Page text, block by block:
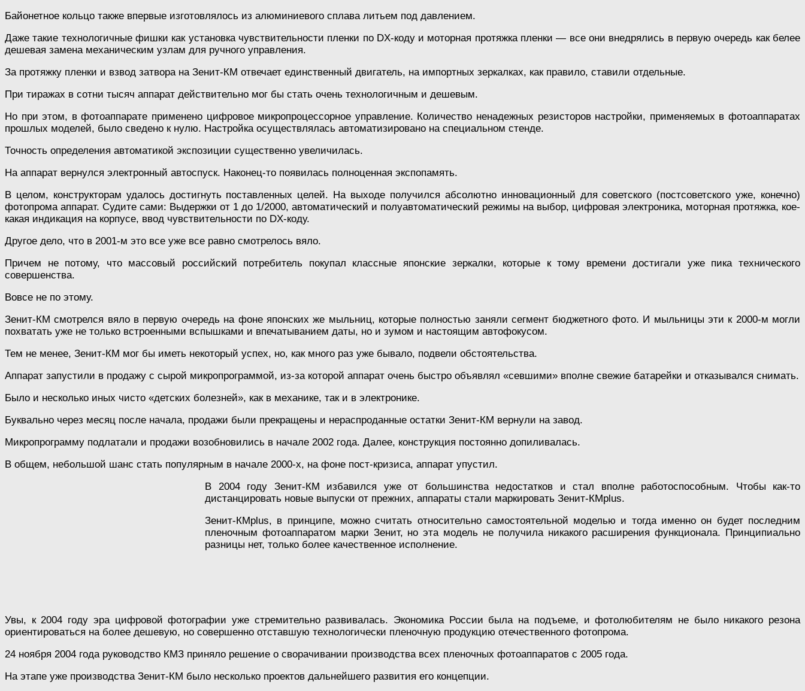
Байонетное кольцо также впервые изготовлялось из алюминиевого сплава литьем под давлением.
Даже такие технологичные фишки как установка чувствительности пленки по DX-коду и моторная протяжка пленки — все они внедрялись в первую очередь как белее
дешевая замена механическим узлам для ручного управления.
За протяжку пленки и взвод затвора на Зенит-КМ отвечает единственный двигатель, на импортных зеркалках, как правило, ставили отдельные.
При тиражах в сотни тысяч аппарат действительно мог бы стать очень технологичным и дешевым.
Но при этом, в фотоаппарате применено цифровое микропроцессорное управление. Количество ненадежных резисторов настройки, применяемых в фотоаппаратах
прошлых моделей, было сведено к нулю. Настройка осуществлялась автоматизировано на специальном стенде.
Точность определения автоматикой экспозиции существенно увеличилась.
На аппарат вернулся электронный автоспуск. Наконец-то появилась полноценная экспопамять.
В целом, конструкторам удалось достигнуть поставленных целей. На выходе получился абсолютно инновационный для советского (постсоветского уже, конечно)
фотопрома аппарат. Судите сами: Выдержки от 1 до 1/2000, автоматический и полуавтоматический режимы на выбор, цифровая электроника, моторная протяжка, кое-
какая индикация на корпусе, ввод чувствительности по DX-коду.
Другое дело, что в 2001-м это все уже все равно смотрелось вяло.
Причем не потому, что массовый российский потребитель покупал классные японские зеркалки, которые к тому времени достигали уже пика технического
совершенства.
Вовсе не по этому.
Зенит-КМ смотрелся вяло в первую очередь на фоне японских же мыльниц, которые полностью заняли сегмент бюджетного фото. И мыльницы эти к 2000-м могли
похватать уже не только встроенными вспышками и впечатыванием даты, но и зумом и настоящим автофокусом.
Тем не менее, Зенит-КМ мог бы иметь некоторый успех, но, как много раз уже бывало, подвели обстоятельства.
Аппарат запустили в продажу с сырой микропрограммой, из-за которой аппарат очень быстро объявлял «севшими» вполне свежие батарейки и отказывался снимать.
Было и несколько иных чисто «детских болезней», как в механике, так и в электронике.
Буквально через месяц после начала, продажи были прекращены и нераспроданные остатки Зенит-КМ вернули на завод.
Микропрограмму подлатали и продажи возобновились в начале 2002 года. Далее, конструкция постоянно допиливалась.
В общем, небольшой шанс стать популярным в начале 2000-х, на фоне пост-кризиса, аппарат упустил.
В 2004 году Зенит-КМ избавился уже от большинства недостатков и стал вполне работоспособным. Чтобы как-то
дистанцировать новые выпуски от прежних, аппараты стали маркировать Зенит-КМplus.
Зенит-КМplus, в принципе, можно считать относительно самостоятельной моделью и тогда именно он будет последним
пленочным фотоаппаратом марки Зенит, но эта модель не получила никакого расширения функционала. Принципиально
разницы нет, только более качественное исполнение.
Увы, к 2004 году эра цифровой фотографии уже стремительно развивалась. Экономика России была на подъеме, и фотолюбителям не было никакого резона
ориентироваться на более дешевую, но совершенно отставшую технологически пленочную продукцию отечественного фотопрома.
24 ноября 2004 года руководство КМЗ приняло решение о сворачивании производства всех пленочных фотоаппаратов с 2005 года.
На этапе уже производства Зенит-КМ было несколько проектов дальнейшего развития его концепции.